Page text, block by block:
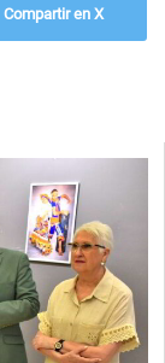
Compartir en X